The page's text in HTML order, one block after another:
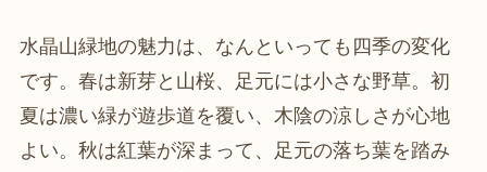
水晶山緑地の魅力は、なんといっても四季の変化
です。春は新芽と山桜、足元には小さな野草。初
夏は濃い緑が遊歩道を覆い、木陰の涼しさが心地
よい。秋は紅葉が深まって、足元の落ち葉を踏み